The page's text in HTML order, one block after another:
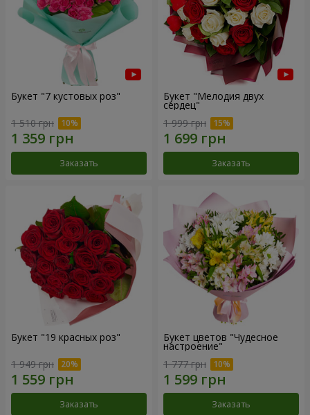
Букет "7 кустовых роз"
1 510 грн
Заказать
Букет "Мелодия двух
сердец"
1 999 грн
Заказать
Букет "19 красных роз"
1 949 грн
Заказать
Букет цветов "Чудесное
настроение"
1 777 грн
Заказать